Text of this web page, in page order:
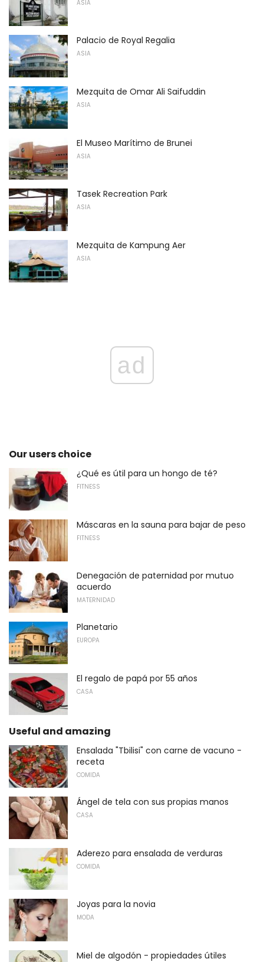
ASIA
Palacio de Royal Regalia
ASIA
Mezquita de Omar Ali Saifuddin
ASIA
El Museo Marítimo de Brunei
ASIA
Tasek Recreation Park
ASIA
Mezquita de Kampung Aer
ASIA
ad
Our users choice
¿Qué es útil para un hongo de té?
FITNESS
Máscaras en la sauna para bajar de peso
FITNESS
Denegación de paternidad por mutuo
acuerdo
MATERNIDAD
Planetario
EUROPA
El regalo de papá por 55 años
CASA
Useful and amazing
Ensalada "Tbilisi" con carne de vacuno -
receta
COMIDA
Ángel de tela con sus propias manos
CASA
Aderezo para ensalada de verduras
COMIDA
Joyas para la novia
MODA
Miel de algodón - propiedades útiles